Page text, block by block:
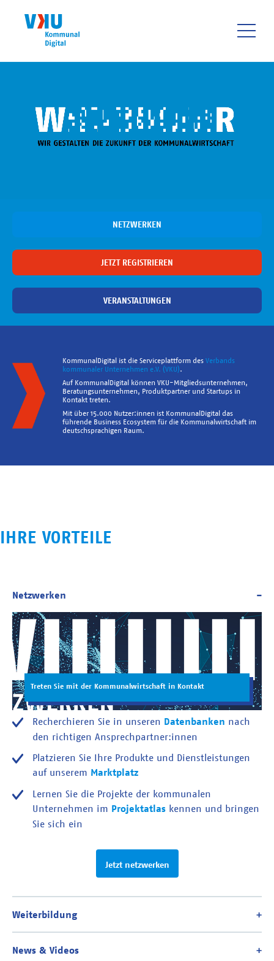
NETZWERKEN
JETZT REGISTRIEREN
VERANSTALTUNGEN
KommunalDigital ist die Serviceplattform des Verbands
kommunaler Unternehmen e.V. (VKU).
Auf KommunalDigital können VKU-Mitgliedsunternehmen,
Beratungsunternehmen, Produktpartner und Startups in
Kontakt treten.
Mit über 15.000 Nutzer:innen ist KommunalDigital das
führende Business Ecosystem für die Kommunalwirtschaft im
deutschsprachigen Raum.
IHRE VORTEILE
Treten Sie mit der Kommunalwirtschaft in Kontakt
Recherchieren Sie in unseren Datenbanken nach
den richtigen Ansprechpartner:innen
Platzieren Sie Ihre Produkte und Dienstleistungen
auf unserem Marktplatz
Lernen Sie die Projekte der kommunalen
Unternehmen im Projektatlas kennen und bringen
Sie sich ein
Jetzt netzwerken